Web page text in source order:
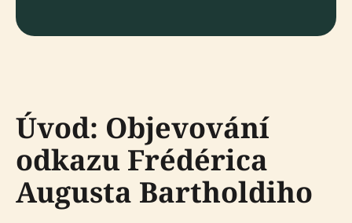
Úvod: Objevování
odkazu Frédérica
Augusta Bartholdiho